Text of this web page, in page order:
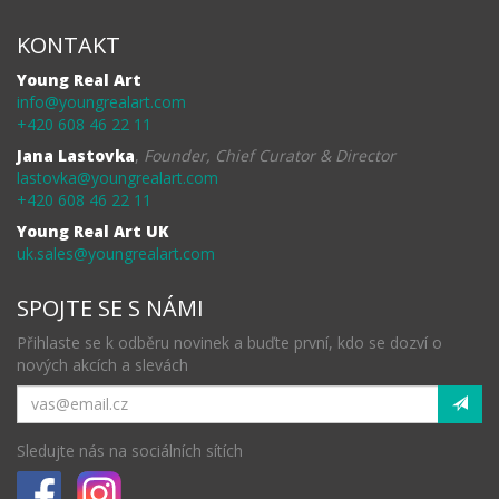
KONTAKT
Young Real Art
info@youngrealart.com
+420 608 46 22 11
Jana Lastovka, Founder, Chief Curator & Director
lastovka@youngrealart.com
+420 608 46 22 11
Young Real Art UK
uk.sales@youngrealart.com
SPOJTE SE S NÁMI
Přihlaste se k odběru novinek a buďte první, kdo se dozví o
nových akcích a slevách
Sledujte nás na sociálních sítích